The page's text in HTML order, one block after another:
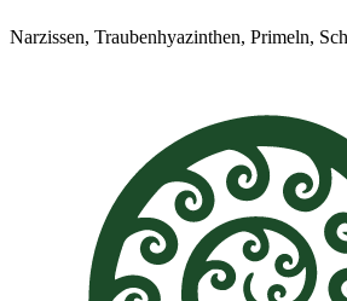
Narzissen, Traubenhyazinthen, Primeln,